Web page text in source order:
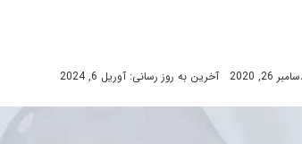
26, 2020 آخرین به روز رسانی: آوریل 6, 2024